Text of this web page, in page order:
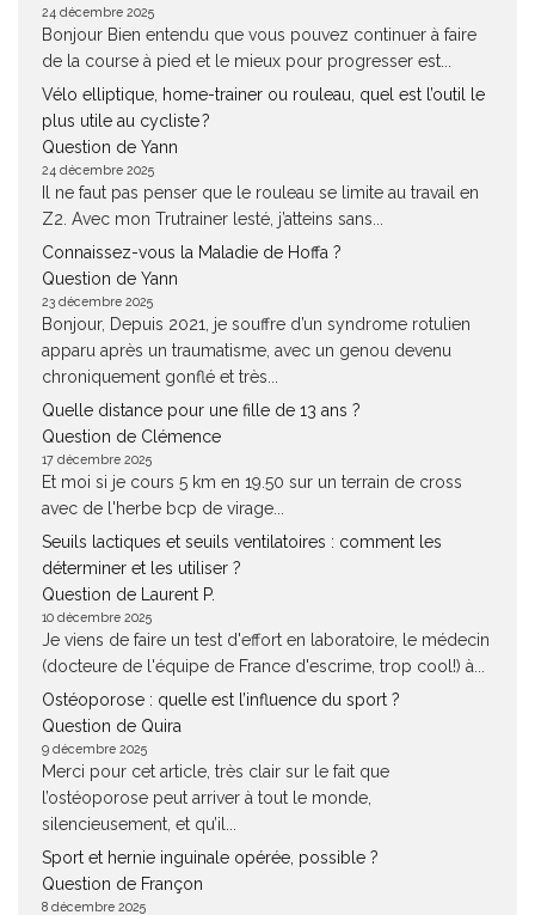
24 décembre 2025
Bonjour Bien entendu que vous pouvez continuer à faire
de la course à pied et le mieux pour progresser est...
Vélo elliptique, home-trainer ou rouleau, quel est l’outil le
plus utile au cycliste ?
Question de Yann
24 décembre 2025
Il ne faut pas penser que le rouleau se limite au travail en
Z2. Avec mon Trutrainer lesté, j’atteins sans...
Connaissez-vous la Maladie de Hoffa ?
Question de Yann
23 décembre 2025
Bonjour, Depuis 2021, je souffre d’un syndrome rotulien
apparu après un traumatisme, avec un genou devenu
chroniquement gonflé et très...
Quelle distance pour une fille de 13 ans ?
Question de Clémence
17 décembre 2025
Et moi si je cours 5 km en 19.50 sur un terrain de cross
avec de l'herbe bcp de virage...
Seuils lactiques et seuils ventilatoires : comment les
déterminer et les utiliser ?
Question de Laurent P.
10 décembre 2025
Je viens de faire un test d'effort en laboratoire, le médecin
(docteure de l'équipe de France d'escrime, trop cool!) à...
Ostéoporose : quelle est l’influence du sport ?
Question de Quira
9 décembre 2025
Merci pour cet article, très clair sur le fait que
l’ostéoporose peut arriver à tout le monde,
silencieusement, et qu’il...
Sport et hernie inguinale opérée, possible ?
Question de Françon
8 décembre 2025